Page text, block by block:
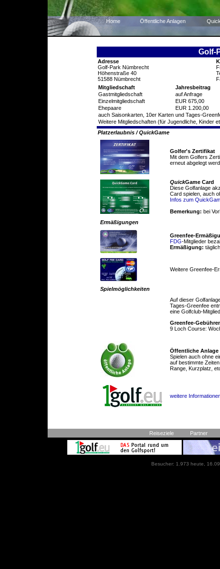
Home Öffentliche Anlagen
Golf-
Adresse
Golf-Park Nümbrecht
Höhenstraße 40
51588 Nümbrecht
Mitgliedschaft
Jahresbeitrag
Gastmitgliedschaft
auf Anfrage
Einzelmitgliedschaft
EUR 675,00
Ehepaare
EUR 1.200,00
auch Saisonkarten, 10er Karten und Tages-
Weitere Mitgliedschaften (für Jugendliche, Kinder
Platzerlaubnis / QuickGame
Golfer's Zertifikat
Mit dem Golfers
erneut abgelegt
QuickGame Card
Diese Golfanlage
Card spielen, auch
Infos zum
Bemerkung: bei
Ermäßigungen
Greenfee-
FDG-Mitglieder
Ermäßigung:
Weitere Greenfee-
Spielmöglichkeiten
Auf dieser
Tages-Greenfee
eine Golfclub-
Greenfee-
9 Loch Course:
Öffentliche Anlage
Spielen auch ohne
auf bestimmte
Range, Kurzplatz,
weitere
Reiseziele Partner
Besucher: 1.973 heute,